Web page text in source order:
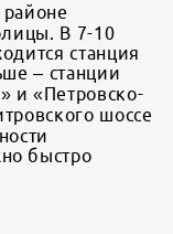
В 7-10
станция
– станции
и «Петровско-
шоссе
быстро